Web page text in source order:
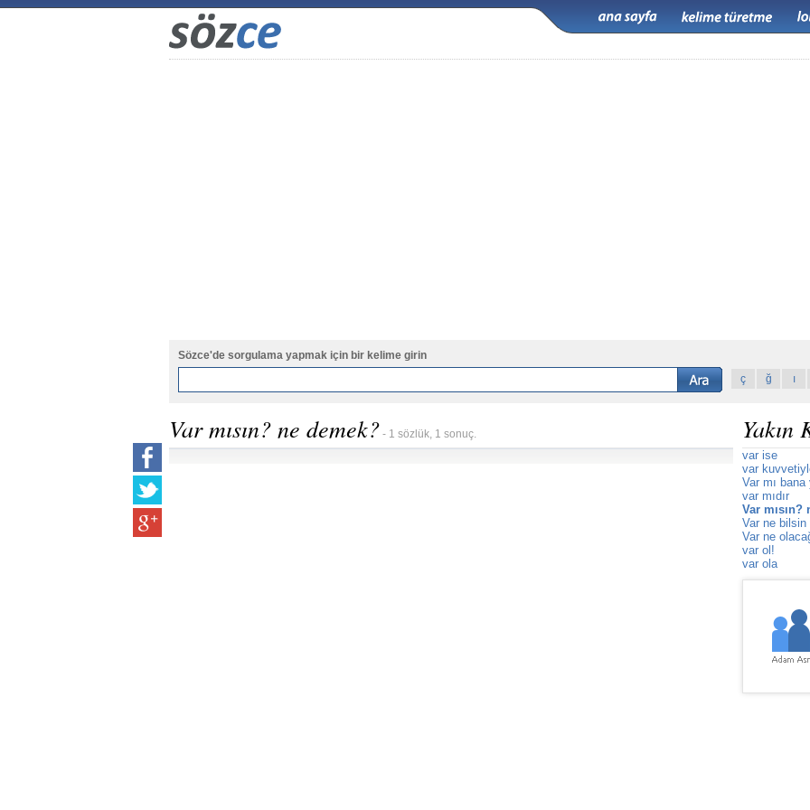
Sözce'de sorgulama yapmak için bir kelime girin
ç
ğ ı
Var mısın? ne demek? - 1 sözlük, 1 sonuç. Yakın
var ise
var
Var mı
var mıdır
Var mısın?
Var ne bilsin
Var ne
var ol!
var ola